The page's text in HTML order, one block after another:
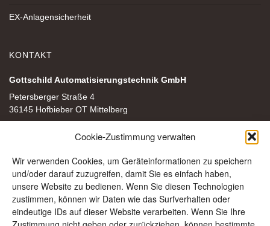
Cookie-Zustimmung verwalten
Wir verwenden Cookies, um Geräteinformationen zu speichern
und/oder darauf zuzugreifen, damit Sie es einfach haben,
unsere Website zu bedienen. Wenn Sie diesen Technologien
zustimmen, können wir Daten wie das Surfverhalten oder
eindeutige IDs auf dieser Website verarbeiten. Wenn Sie Ihre
EX-Anlagensicherheit
KONTAKT
Gottschild Automatisierungstechnik GmbH
Petersberger Straße 4
36145 Hofbieber OT Mittelberg
Folgen Sie uns auf Instagram
Folgen Sie uns auf Facebook
Anfahrtsweg anzeigen